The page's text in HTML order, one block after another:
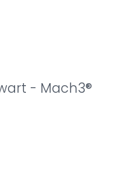
- Mach3®